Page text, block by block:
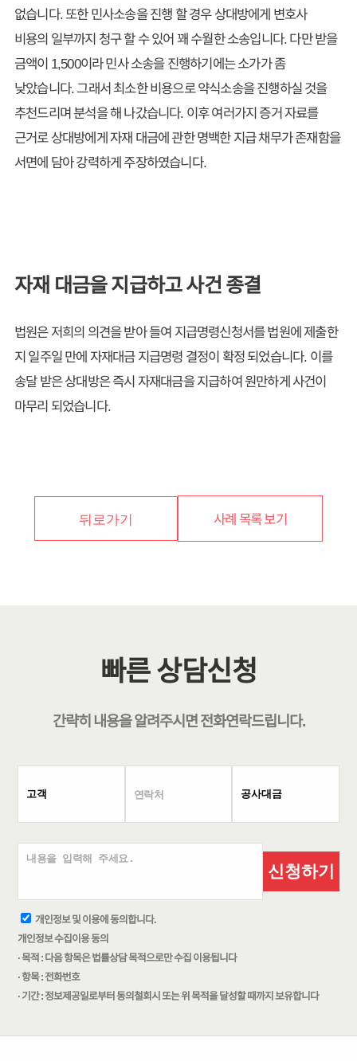
없습니다. 또한 민사소송을 진행 할 경우 상대방에게 변호사
비용의 일부까지 청구 할 수 있어 꽤 수월한 소송입니다. 다만 받을
금액이 1,500이라 민사 소송을 진행하기에는 소가가 좀
낮았습니다. 그래서 최소한 비용으로 약식소송을 진행하실 것을
추천드리며 분석을 해 나갔습니다. 이후 여러가지 증거 자료를
근거로 상대방에게 자재 대금에 관한 명백한 지급 채무가 존재함을
서면에 담아 강력하게 주장하였습니다.
자재 대금을 지급하고 사건 종결
법원은 저희의 의견을 받아 들여 지급명령신청서를 법원에 제출한
지 일주일 만에 자재대금 지급명령 결정이 확정 되었습니다. 이를
송달 받은 상대방은 즉시 자재대금을 지급하여 원만하게 사건이
마무리 되었습니다.
뒤로가기 사례 목록 보기
빠른 상담신청
간략히 내용을 알려주시면전화연락드립니다.
신청하기
개인정보 및 이용에 동의합니다.
개인정보 수집이용 동의
· 목적 : 다음 항목은 법률상담 목적으로만 수집 이용됩니다
· 항목 : 전화번호
· 기간 : 정보제공일로부터 동의철회시 또는 위 목적을 달성할 때까지 보유합니다